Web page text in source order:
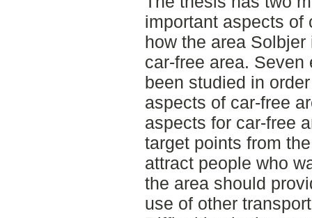
important aspects of
how the area
car-free area.
been studied in
aspects of car-free
aspects for car-free
target points from
attract people who
the area should
use of other